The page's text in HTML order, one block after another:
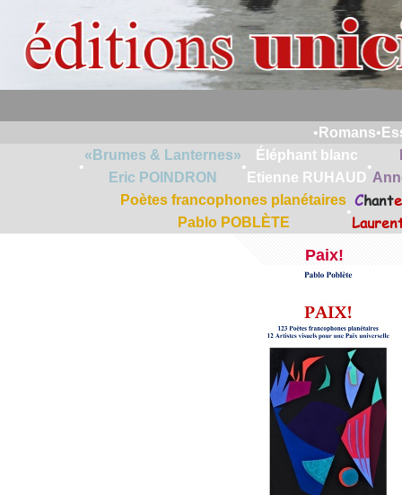
• Romans•
•
«Brumes & Lanternes»
Eric POINDRON
•
Éléphant blanc
Etienne RUHAUD
•
Poètes francophones planétaires
Pablo POBLÈTE
•
Chant
Paix!